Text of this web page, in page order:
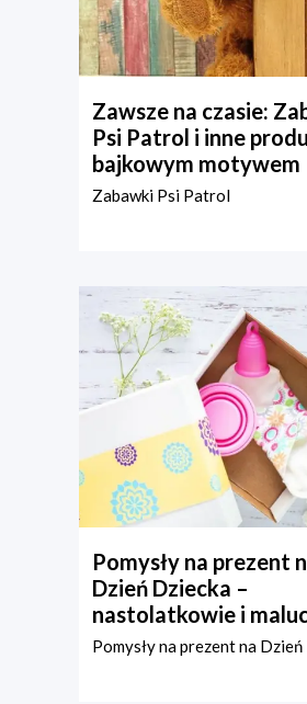
Zawsze na czasie:
Psi Patrol i inne
bajkowym motywem
Zabawki Psi Patrol
Pomysły na prezent
Dzień Dziecka –
nastolatkowie i
Pomysły na prezent na